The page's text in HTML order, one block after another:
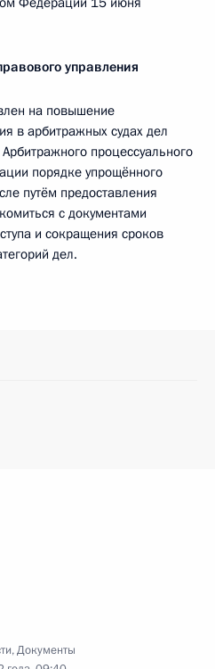
управления
на повышение
в арбитражных судах дел
процессуального
порядке упрощённого
путём предоставления
с документами
и сокращения сроков
дел.
,Документы